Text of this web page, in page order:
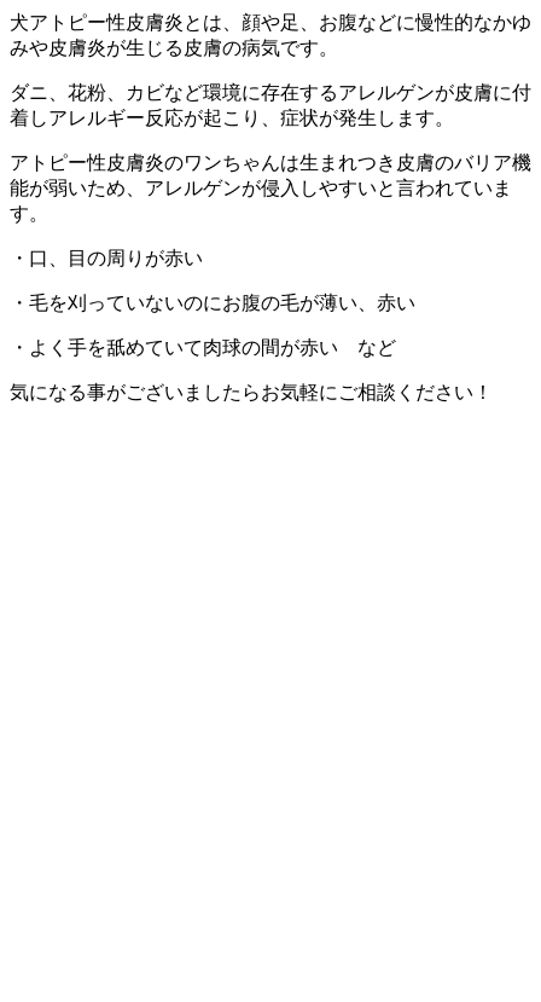
犬アトピー性皮膚炎とは、顔や足、お腹などに慢性的なかゆ
みや皮膚炎が生じる皮膚の病気です。
ダニ、花粉、カビなど環境に存在するアレルゲンが皮膚に付
着しアレルギー反応が起こり、症状が発生します。
アトピー性皮膚炎のワンちゃんは生まれつき皮膚のバリア機
能が弱いため、アレルゲンが侵入しやすいと言われていま
す。
・口、目の周りが赤い
・毛を刈っていないのにお腹の毛が薄い、赤い
・よく手を舐めていて肉球の間が赤い など
気になる事がございましたらお気軽にご相談ください！